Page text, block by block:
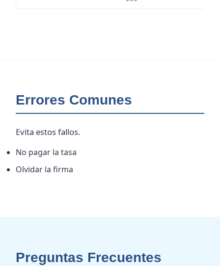
Errores Comunes
Evita estos fallos.
No pagar la tasa
Olvidar la firma
Preguntas Frecuentes